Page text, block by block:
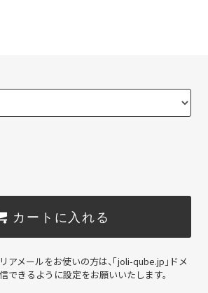
カートに入れる
アメールをお使いの方は、「joli-qube.jp」ドメ
できるように設定をお願いいたします。